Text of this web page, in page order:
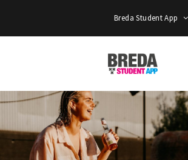
Breda Student App
Breda
Student